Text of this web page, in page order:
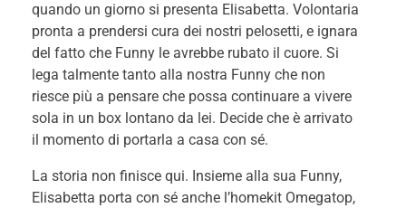
quando un giorno si presenta Elisabetta. Volontaria
pronta a prendersi cura dei nostri pelosetti, e ignara
del fatto che Funny le avrebbe rubato il cuore. Si
lega talmente tanto alla nostra Funny che non
riesce più a pensare che possa continuare a vivere
sola in un box lontano da lei. Decide che è arrivato
il momento di portarla a casa con sé.
La storia non finisce qui. Insieme alla sua Funny,
Elisabetta porta con sé anche l’homekit Omegatop,